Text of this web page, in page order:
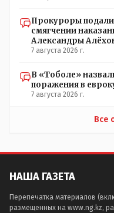
Прокуроры подали
смягчении
Александры
7 августа 2026 г.
В «Тоболе»
поражения в
7 августа 2026 г.
Все
НАША ГАЗЕТА
Перепечатка материалов
размещенных на www.ng.kz,